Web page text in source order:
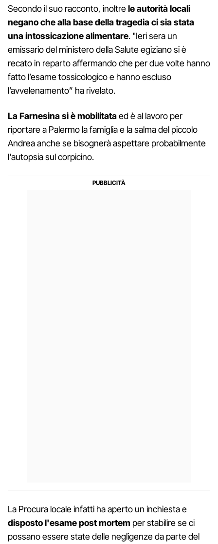
Secondo il suo racconto, inoltrele autorità locali
negano che alla base della tragedia ci sia stata
una intossicazione alimentare. "Ieri sera un
emissario del ministero della Salute egiziano si è
recato in reparto affermando che per due volte hanno
fatto l’esame tossicologico e hanno escluso
l’avvelenamento” ha rivelato.
La Farnesina si è mobilitataed è al lavoro per
riportare a Palermo la famiglia e la salma del piccolo
Andrea anche se bisognerà aspettare probabilmente
l'autopsia sul corpicino.
La Procura locale infatti ha aperto un inchiesta e
disposto l'esame post mortem per stabilire se ci
possano essere state delle negligenze da parte del